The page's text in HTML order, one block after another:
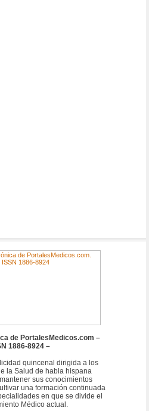
de PortalesMedicos.com –
1886-8924 –
quincenal dirigida a los
la Salud de habla hispana
sus conocimientos
una formación continuada
en que se divide el
Médico actual.